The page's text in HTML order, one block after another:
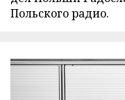
Польского радио.